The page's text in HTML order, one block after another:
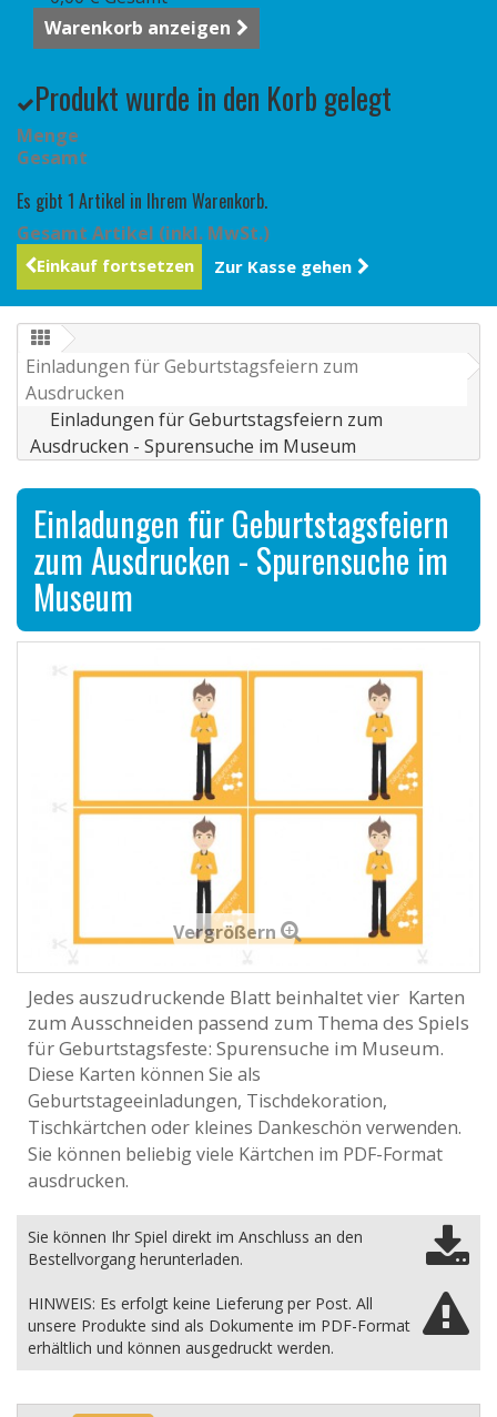
Warenkorb anzeigen
Produkt wurde in den Korb gelegt
Menge
Gesamt
Es gibt 1 Artikel in Ihrem Warenkorb.
Gesamt Artikel (inkl. MwSt.)
Einkauf fortsetzen Zur Kasse gehen
Einladungen für Geburtstagsfeiern zum
Ausdrucken
Einladungen für Geburtstagsfeiern zum
Ausdrucken - Spurensuche im Museum
Einladungen für Geburtstagsfeiern
zum Ausdrucken - Spurensuche im
Museum
Vergrößern
Jedes auszudruckende Blatt beinhaltet vier Karten
zum Ausschneiden passend zum Thema des Spiels
für Geburtstagsfeste: Spurensuche im Museum.
Diese Karten können Sie als
Geburtstageeinladungen, Tischdekoration,
Tischkärtchen oder kleines Dankeschön verwenden.
Sie können beliebig viele Kärtchen im PDF-Format
ausdrucken.
Sie können Ihr Spiel direkt im Anschluss an den
Bestellvorgang herunterladen.
HINWEIS: Es erfolgt keine Lieferung per Post. All
unsere Produkte sind als Dokumente im PDF-Format
erhältlich und können ausgedruckt werden.